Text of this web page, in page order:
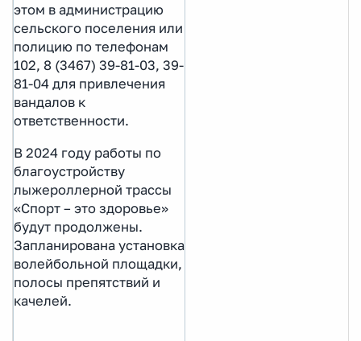
этом в администрацию
сельского поселения или
полицию по телефонам
102, 8 (3467) 39-81-03, 39-
81-04 для привлечения
вандалов к
ответственности.
В 2024 году работы по
благоустройству
лыжероллерной трассы
«Спорт – это здоровье»
будут продолжены.
Запланирована установка
волейбольной площадки,
полосы препятствий и
качелей.